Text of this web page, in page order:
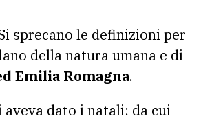
sprecano le definizioni per
della natura umana e di
Emilia Romagna.
aveva dato i natali: da cui